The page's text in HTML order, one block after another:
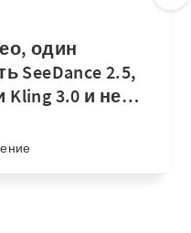
один
SeeDance 2.5,
Kling 3.0 и не…